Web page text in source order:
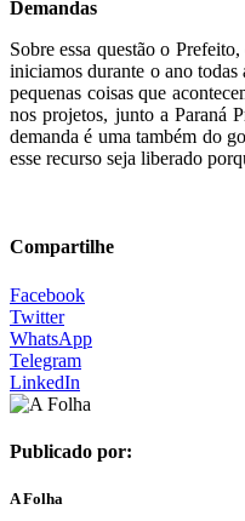
Demandas
Sobre essa questão o
iniciamos durante o ano
pequenas coisas que
nos projetos, junto a Paraná
demanda é uma também do
esse recurso seja liberado
Compartilhe
Facebook
Twitter
WhatsApp
Telegram
LinkedIn
Publicado por:
A Folha